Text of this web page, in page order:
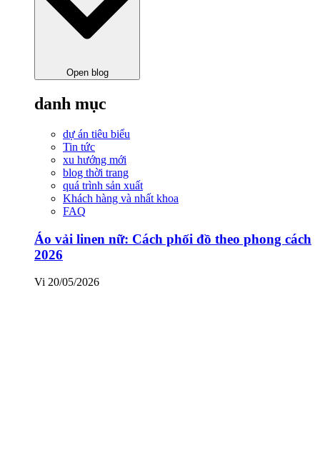
Open blog
danh mục
dự án tiêu biểu
Tin tức
xu hướng mới
blog thời trang
quá trình sản xuất
Khách hàng và nhất khoa
FAQ
Áo vải linen nữ: Cách phối đồ theo phong cách
2026
Vi 20/05/2026